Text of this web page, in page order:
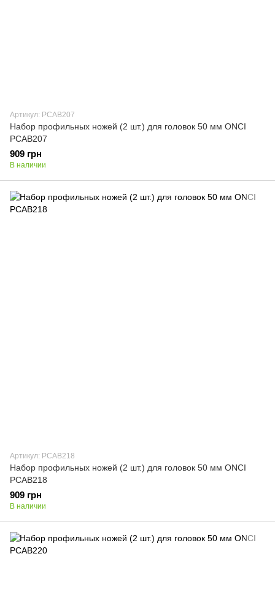
Артикул: PCAB207
Набор профильных ножей (2 шт.) для головок 50 мм ONCI
PCAB207
909 грн
В наличии
Артикул: PCAB218
Набор профильных ножей (2 шт.) для головок 50 мм ONCI
PCAB218
909 грн
В наличии